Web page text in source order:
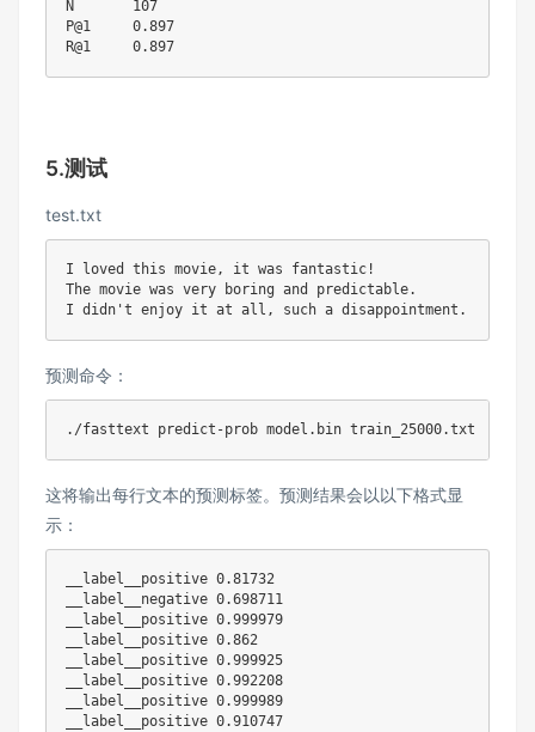
107
0.897
0.897
5.测试
test.txt
I loved this movie, it was fantastic !
The movie was very boring and predictable.
预测命令：
这将输出每行文本的预测标签。预测结果会以以下格式显
示：
__label__positive 0.81732
__label__negative 0.698711
__label__positive 0.999979
__label__positive 0.862
__label__positive 0.999925
__label__positive 0.992208
__label__positive 0.999989
__label__positive 0.910747